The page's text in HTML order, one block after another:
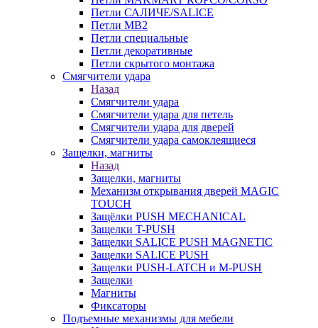
Петли САЛИЧЕ/SALICE
Петли MB2
Петли специальные
Петли декоративные
Петли скрытого монтажа
Смягчители удара
Назад
Смягчители удара
Смягчители удара для петель
Смягчители удара для дверей
Cмягчители удара самоклеящиеся
Защелки, магниты
Назад
Защелки, магниты
Механизм открывания дверей MAGIC
TOUCH
Защёлки PUSH MECHANICAL
Защелки T-PUSH
Защелки SALICE PUSH MAGNETIC
Защелки SALICE PUSH
Защелки PUSH-LATCH и M-PUSH
Защелки
Магниты
Фиксаторы
Подъемные механизмы для мебели